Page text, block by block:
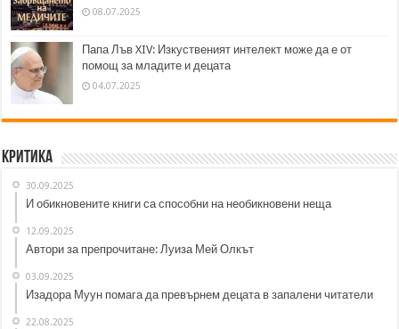
08.07.2025
Папа Лъв XIV: Изкуственият интелект може да е от
помощ за младите и децата
04.07.2025
Критика
30.09.2025
И обикновените книги са способни на необикновени неща
12.09.2025
Автори за препрочитане: Луиза Мей Олкът
03.09.2025
Изадора Муун помага да превърнем децата в запалени читатели
22.08.2025